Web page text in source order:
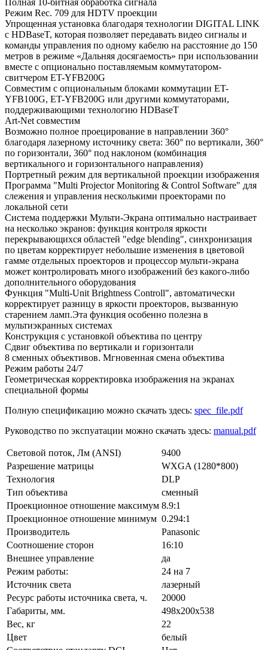
Режим Rec. 709 для HDTV проекции
Упрощенная установка благодаря технологии DIGITAL LINK
c HDBaseT, которая позволяет передавать видео сигналы и
команды управления по одному кабелю на расстояние до 150
метров в режиме «Дальняя досягаемость» при использовании
вместе с опционально поставляемым коммутатором-
свитчером ET-YFB200G
Совместим с опциональным блоками коммутации ET-
YFB100G, ET-YFB200G или другими коммутаторами,
поддерживающими технологию HDBaseT
Art-Net совместим
Возможно полное проецирование в направлении 360°
благодаря лазерному источнику света: 360° по вертикали, 360°
по горизонтали, 360° под наклоном (комбинация
вертикального и горизонтального направления)
Портретный режим для вертикальной проекции изображения
Программа "Multi Projector Monitoring & Control Software" для
слежения и управления несколькими проекторами по
локальной сети
Система поддержки Мульти-Экрана оптимально настраивает
на несколько экранов: функция контроля яркости
перекрывающихся областей "edge blending", синхронизация
по цветам корректирует небольшие изменения в цветовой
гамме отдельных проекторов и процессор мульти-экрана
может контролировать много изображений без какого-либо
дополнительного оборудования
Функция "Multi-Unit Brightness Controll", автоматически
корректирует разницу в яркости проекторов, вызванную
старением ламп.Эта функция особенно полезна в
мультиэкранных системах
Конструкция с установкой объектива по центру
Сдвиг объектива по вертикали и горизонтали
8 сменных объективов. Мгновенная смена объектива
Режим работы 24/7
Геометрическая корректировка изображения на экранах
специальной формы
Полную спецификацию можно скачать здесь: spec_file.pdf
Руководство по экспуатации можно скачать здесь: manual.pdf
Световой поток, Лм (ANSI)
9400
Разрешение матрицы
WXGA (1280*800)
Технология
DLP
Тип объектива
сменный
Проекционное отношение максимум 8.9:1
Проекционное отношение минимум 0.294:1
Производитель
Panasonic
Соотношение сторон
16:10
Внешнее управление
да
Режим работы:
24 на 7
Источник света
лазерный
Ресурс работы источника света, ч.
20000
Габариты, мм.
498x200x538
Вес, кг
22
Цвет
белый